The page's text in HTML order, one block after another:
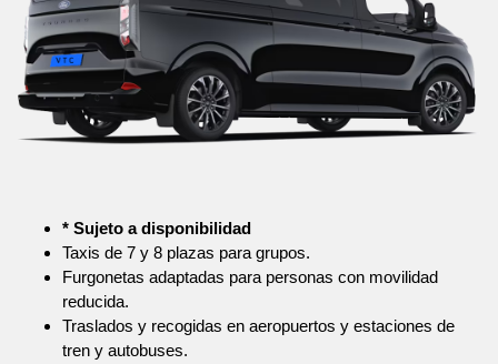
* Sujeto a disponibilidad
Taxis de 7 y 8 plazas para grupos.
Furgonetas adaptadas para personas con movilidad
reducida.
Traslados y recogidas en aeropuertos y estaciones de
tren y autobuses.